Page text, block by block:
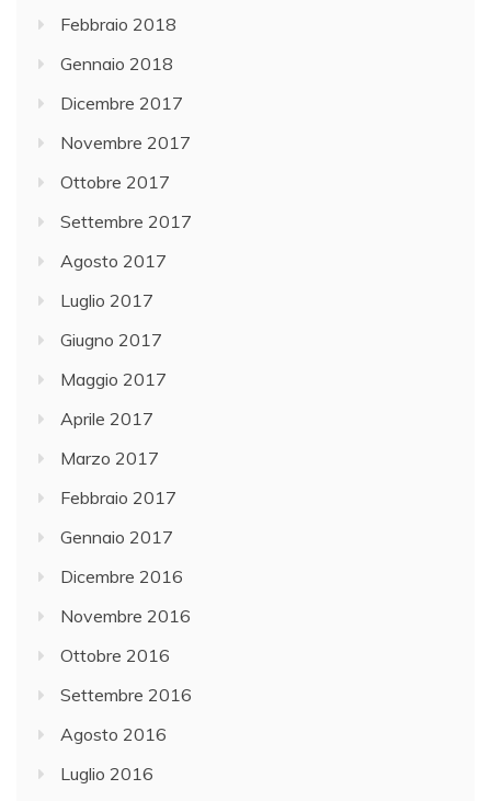
Febbraio 2018
Gennaio 2018
Dicembre 2017
Novembre 2017
Ottobre 2017
Settembre 2017
Agosto 2017
Luglio 2017
Giugno 2017
Maggio 2017
Aprile 2017
Marzo 2017
Febbraio 2017
Gennaio 2017
Dicembre 2016
Novembre 2016
Ottobre 2016
Settembre 2016
Agosto 2016
Luglio 2016